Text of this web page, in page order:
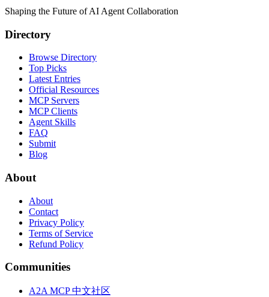
Shaping the Future of AI Agent Collaboration
Directory
Browse Directory
Top Picks
Latest Entries
Official Resources
MCP Servers
MCP Clients
Agent Skills
FAQ
Submit
Blog
About
About
Contact
Privacy Policy
Terms of Service
Refund Policy
Communities
A2A MCP 中文社区